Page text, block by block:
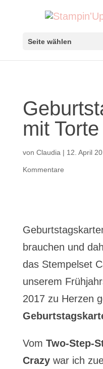
Seite wählen
mit Torte
von Claudia | 12. April
Kommentare
brauchen und
das Stempelset
unserem
2017 zu Herzen
Vom Two-Step-
Crazywar ich